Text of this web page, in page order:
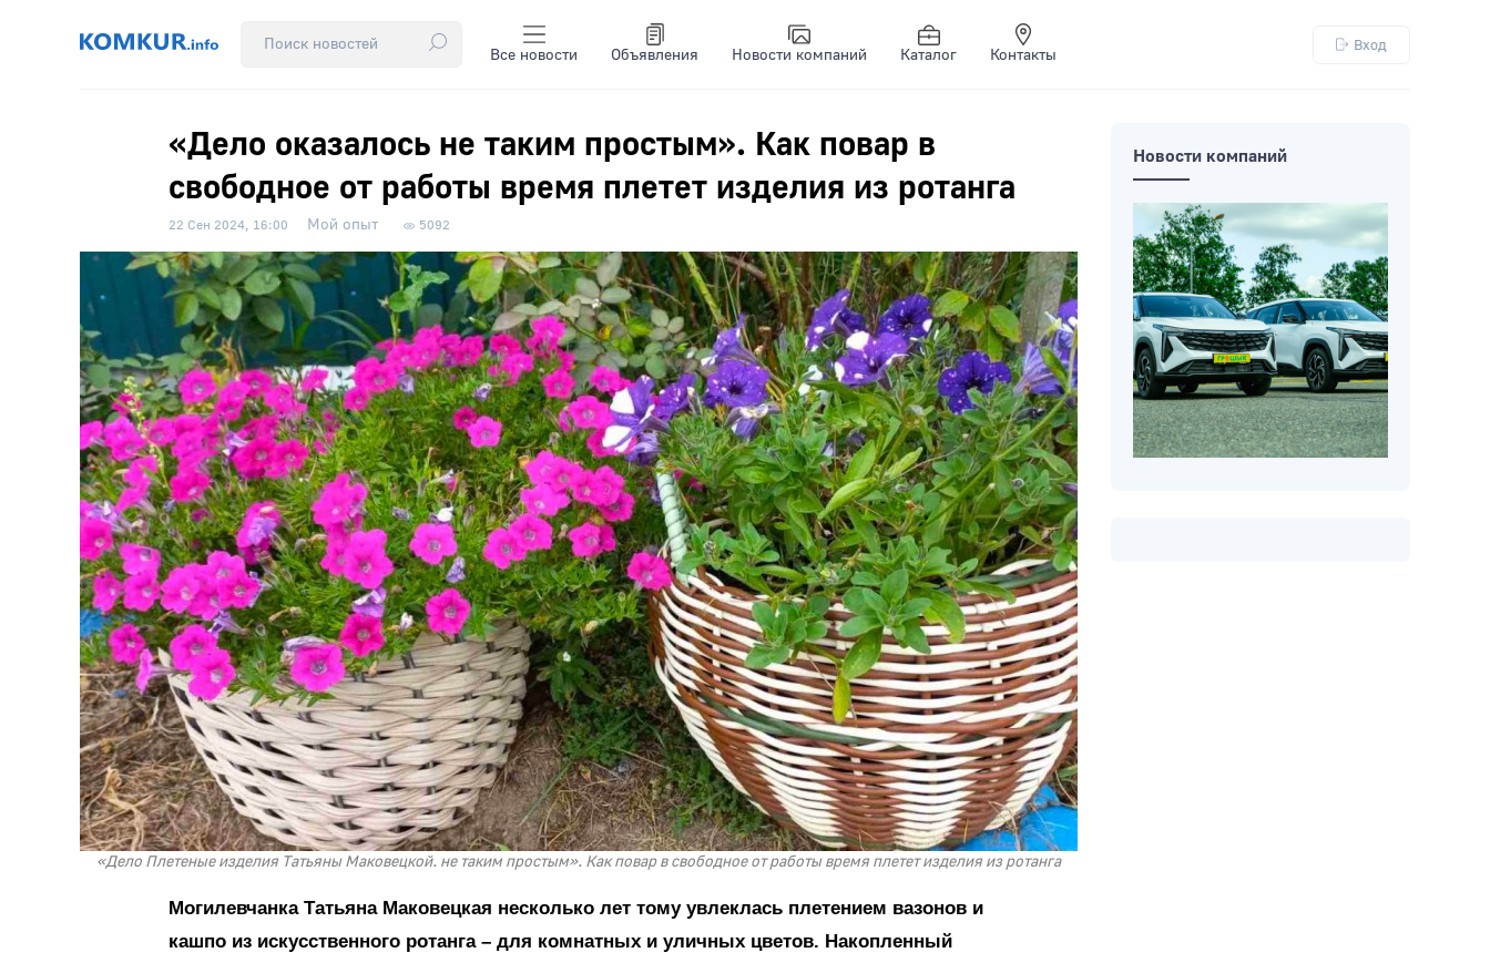
Все новости Объявления Новости компаний Каталог Контакты
Вход
«Дело оказалось не таким простым». Как повар в
свободное от работы время плетет изделия из ротанга
22 Сен 2024, 16:00 Мой опыт 5092
«Дело Плетеные изделия Татьяны Маковецкой. не таким простым». Как повар в свободное от работы время плетет изделия из ротанга
Могилевчанка Татьяна Маковецкая несколько лет тому увлеклась плетением вазонов и
кашпо из искусственного ротанга – для комнатных и уличных цветов. Накопленный
Новости компаний